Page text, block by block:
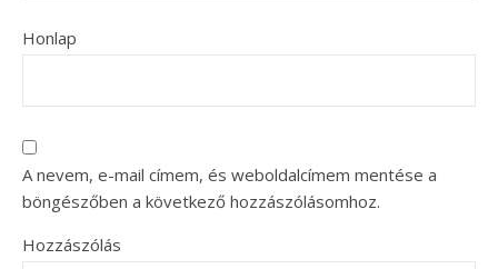
Honlap
A nevem, e-mail címem, és weboldalcímem mentése a
böngészőben a következő hozzászólásomhoz.
Hozzászólás